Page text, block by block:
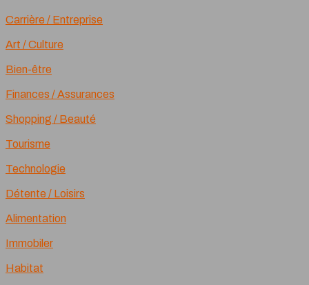
Carrière / Entreprise
Art / Culture
Bien-être
Finances / Assurances
Shopping / Beauté
Tourisme
Technologie
Détente / Loisirs
Alimentation
Immobiler
Habitat